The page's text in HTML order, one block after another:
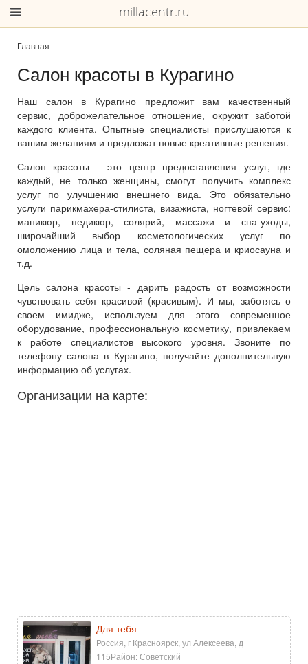
millacentr.ru
Главная
Салон красоты в Курагино
Наш салон в Курагино предложит вам качественный
сервис, доброжелательное отношение, окружит заботой
каждого клиента. Опытные специалисты прислушаются к
вашим желаниям и предложат новые креативные решения.
Салон красоты - это центр предоставления услуг, где
каждый, не только женщины, смогут получить комплекс
услуг по улучшению внешнего вида. Это обязательно
услуги парикмахера-стилиста, визажиста, ногтевой сервис:
маникюр, педикюр, солярий, массажи и спа-уходы,
широчайший выбор косметологических услуг по
омоложению лица и тела, соляная пещера и криосауна и
т.д.
Цель салона красоты - дарить радость от возможности
чувствовать себя красивой (красивым). И мы, заботясь о
своем имидже, используем для этого современное
оборудование, профессиональную косметику, привлекаем
к работе специалистов высокого уровня. Звоните по
телефону салона в Курагино, получайте дополнительную
информацию об услугах.
Организации на карте:
Для тебя
Россия, г Красноярск, ул Алексеева, д
115Район: Советский